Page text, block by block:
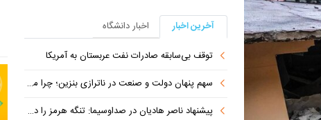
آخرین اخبار
اخبار دانشگاه
توقف بی‌سابقه صادرات نفت عربستان به آمریکا
سهم پنهان دولت و صنعت در ناترازی بنزین؛ چرا مردم مقصر اصلی نیستند؟
پیشنهاد ناصر هادیان در صداوسیما: تنگه هرمز را در ازای رفع تحریم معامله کنیم